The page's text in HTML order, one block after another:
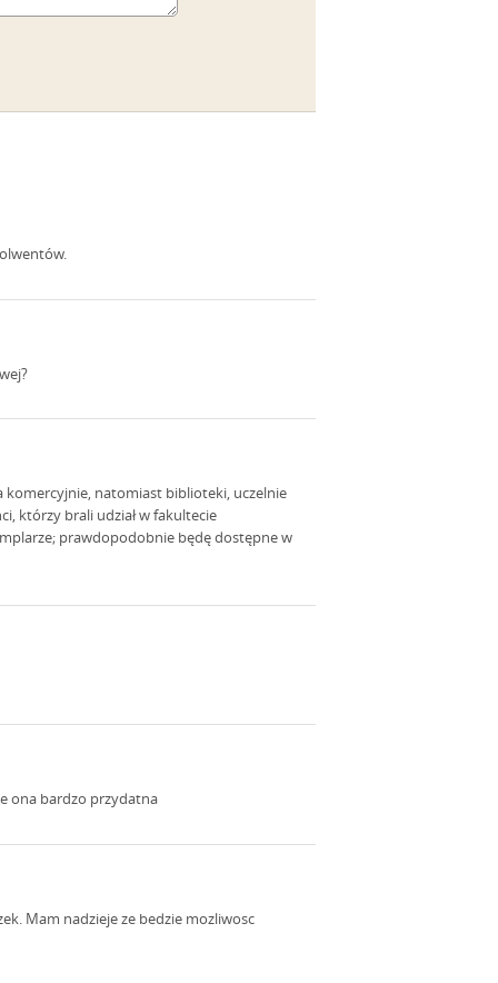
komercyjnie, natomiast biblioteki, uczelnie
którzy brali udział w fakultecie
prawdopodobnie będę dostępne w
ona bardzo przydatna
Mam nadzieje ze bedzie mozliwosc